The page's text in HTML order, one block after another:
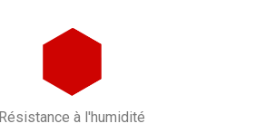
Résistance à l'humidité